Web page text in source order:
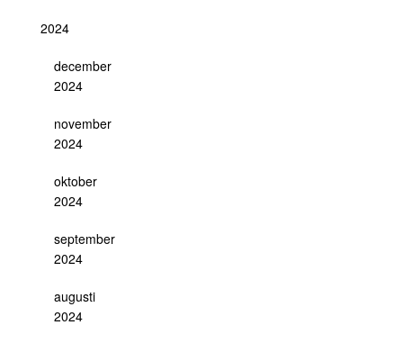
2024
december
2024
november
2024
oktober
2024
september
2024
augusti
2024